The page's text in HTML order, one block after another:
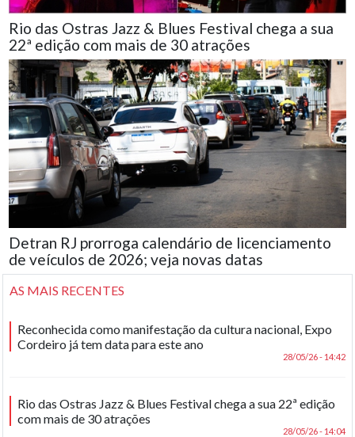
Rio das Ostras Jazz & Blues Festival chega a sua
22ª edição com mais de 30 atrações
Detran RJ prorroga calendário de licenciamento
de veículos de 2026; veja novas datas
AS MAIS RECENTES
Reconhecida como manifestação da cultura nacional, Expo
Cordeiro já tem data para este ano
28/05/26 - 14:42
Rio das Ostras Jazz & Blues Festival chega a sua 22ª edição
com mais de 30 atrações
28/05/26 - 14:04